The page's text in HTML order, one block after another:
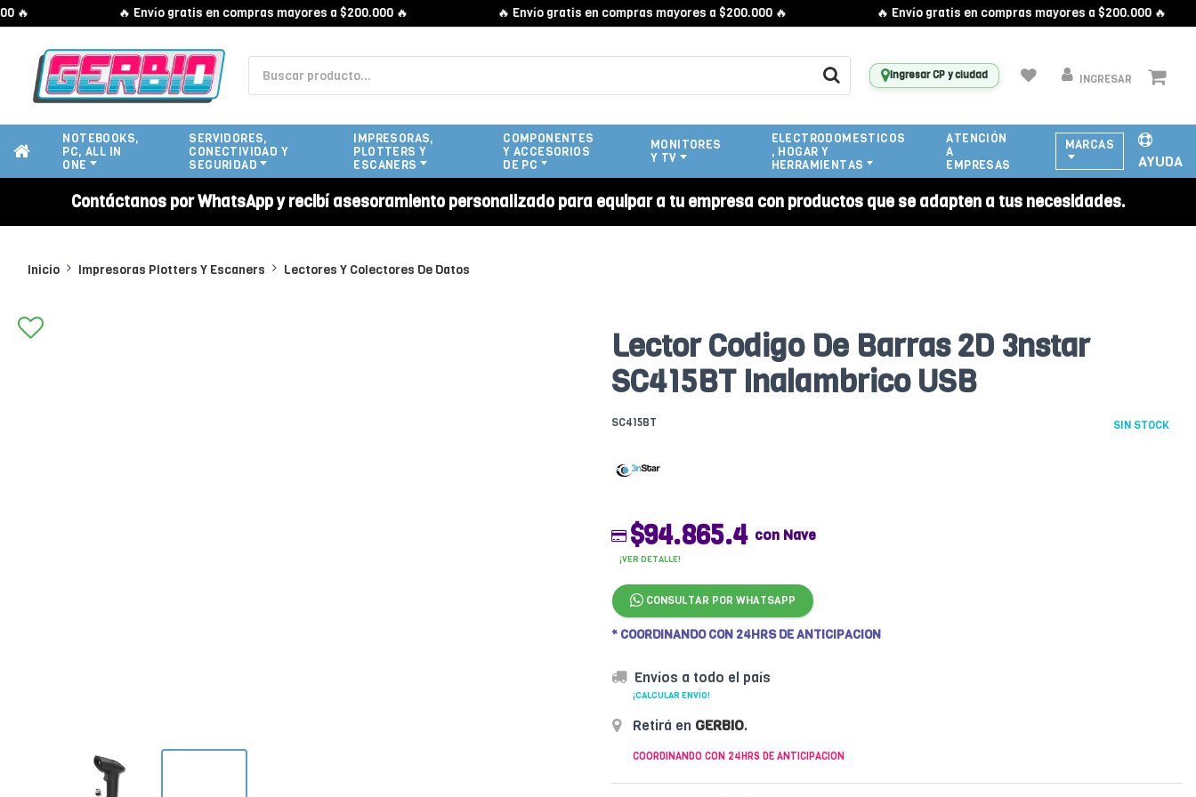
🔥 Envío gratis en compras mayores a $200.000 🔥 🔥 Envío gratis en compras mayores a $200.000 🔥 🔥 Envío gratis en compras mayores a $200.000 🔥
Ingresar CP y ciudad INGRESAR
NOTEBOOKS,
PC, ALL IN
ONE
SERVIDORES,
CONECTIVIDAD Y
SEGURIDAD
IMPRESORAS,
PLOTTERS Y
ESCANERS
COMPONENTES
Y ACCESORIOS
DE PC
MONITORES
Y TV
ELECTRODOMESTICOS
, HOGAR Y
HERRAMIENTAS
ATENCIÓN
A
EMPRESAS
MARCAS
AYUDA
Contáctanos por WhatsApp y recibí asesoramiento personalizado para equipar a tu empresa con productos que se adapten a tus necesidades.
Inicio Impresoras Plotters Y Escaners Lectores Y Colectores De Datos
Lector Codigo De Barras 2D 3nstar
SC415BT Inalambrico USB
SC415BT SIN STOCK
$94.865.4 con Nave
¡VER DETALLE!
CONSULTAR POR WHATSAPP
* COORDINANDO CON 24HRS DE ANTICIPACION
Envíos a todo el país
¡CALCULAR ENVÍO!
Retirá en GERBIO.
COORDINANDO CON 24HRS DE ANTICIPACION